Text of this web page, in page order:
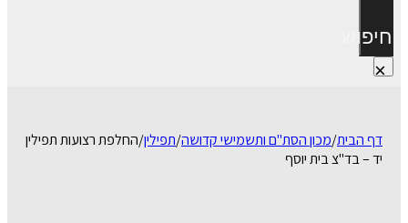
חיפוש
×
דף הבית/מכון הסת"ם ותשמישי קדושה/תפילין/החלפת רצועות תפילין
יד – בד"צ בית יוסף